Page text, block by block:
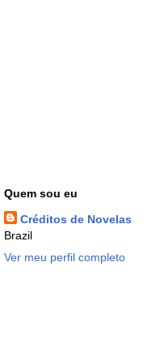
Quem sou eu
Créditos de Novelas
Brazil
Ver meu perfil completo